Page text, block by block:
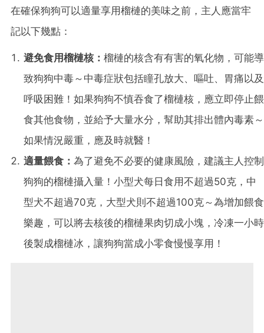
在確保狗狗可以適量享用榴槤的美味之前，主人應當牢
記以下幾點：
避免食用榴槤核： 榴槤的核含有有害的氧化物，可能導
致狗狗中毒～中毒症狀包括瞳孔放大、嘔吐、胃痛以及
呼吸困難！如果狗狗不慎吞食了榴槤核，應立即停止餵
食其他食物，並給予大量水分，幫助其排出體內毒素～
如果情況嚴重，應及時就醫！
適量餵食： 為了避免不必要的健康風險，建議主人控制
狗狗的榴槤攝入量！小型犬每日食用不超過50克，中
型犬不超過70克，大型犬則不超過100克～為增加餵食
樂趣，可以將去核後的榴槤果肉切成小塊，冷凍一小時
後製成榴槤冰，讓狗狗當成小零食慢慢享用！